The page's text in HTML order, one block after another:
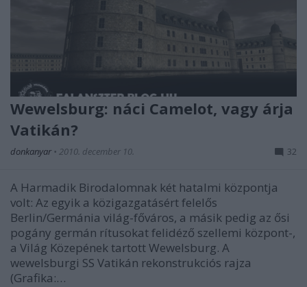
Wewelsburg: náci Camelot, vagy árja
Vatikán?
donkanyar • 2010. december 10. 32
A Harmadik Birodalomnak két hatalmi központja
volt: Az egyik a közigazgatásért felelős
Berlin/Germánia világ-főváros, a másik pedig az ősi
pogány germán rítusokat felidéző szellemi központ-,
a Világ Közepének tartott Wewelsburg. A
wewelsburgi SS Vatikán rekonstrukciós rajza
(Grafika:…